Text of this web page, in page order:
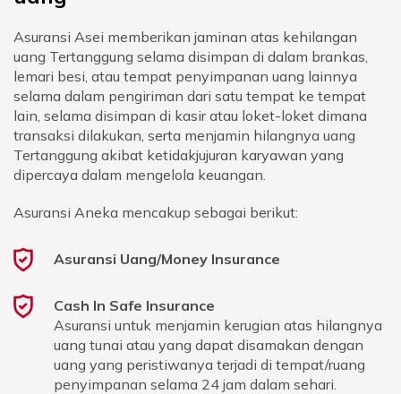
Asuransi Asei memberikan jaminan atas kehilangan
uang Tertanggung selama disimpan di dalam brankas,
lemari besi, atau tempat penyimpanan uang lainnya
selama dalam pengiriman dari satu tempat ke tempat
lain, selama disimpan di kasir atau loket-loket dimana
transaksi dilakukan, serta menjamin hilangnya uang
Tertanggung akibat ketidakjujuran karyawan yang
dipercaya dalam mengelola keuangan.
Asuransi Aneka mencakup sebagai berikut:
Asuransi Uang/Money Insurance
Cash In Safe Insurance
Asuransi untuk menjamin kerugian atas hilangnya
uang tunai atau yang dapat disamakan dengan
uang yang peristiwanya terjadi di tempat/ruang
penyimpanan selama 24 jam dalam sehari.